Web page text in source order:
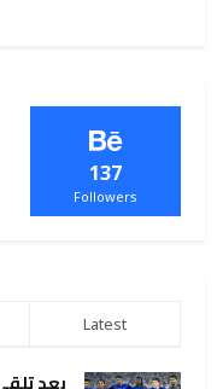
137
Followers
Latest
بعد